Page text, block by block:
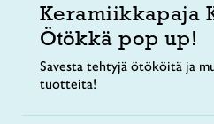
Keramiikkapaja
Ötökkä pop up!
Savesta tehtyjä ötököitä ja
tuotteita!